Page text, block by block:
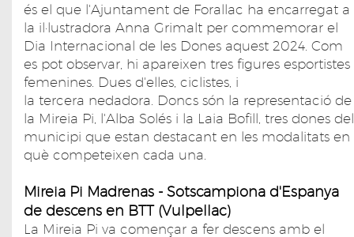
és el que l'Ajuntament de Forallac ha encarregat a
la il·lustradora Anna Grimalt per commemorar el
Dia Internacional de les Dones aquest 2024. Com
es pot observar, hi apareixen tres figures esportistes
femenines. Dues d'elles, ciclistes, i
la tercera nedadora. Doncs són la representació de
la Mireia Pi, l'Alba Solés i la Laia Bofill, tres dones del
municipi que estan destacant en les modalitats en
què competeixen cada una.
Mireia Pi Madrenas - Sotscampiona d'Espanya
de descens en BTT (Vulpellac)
La Mireia Pi va començar a fer descens amb el